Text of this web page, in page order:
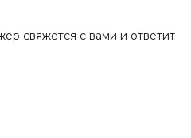
свяжется с вами и ответит